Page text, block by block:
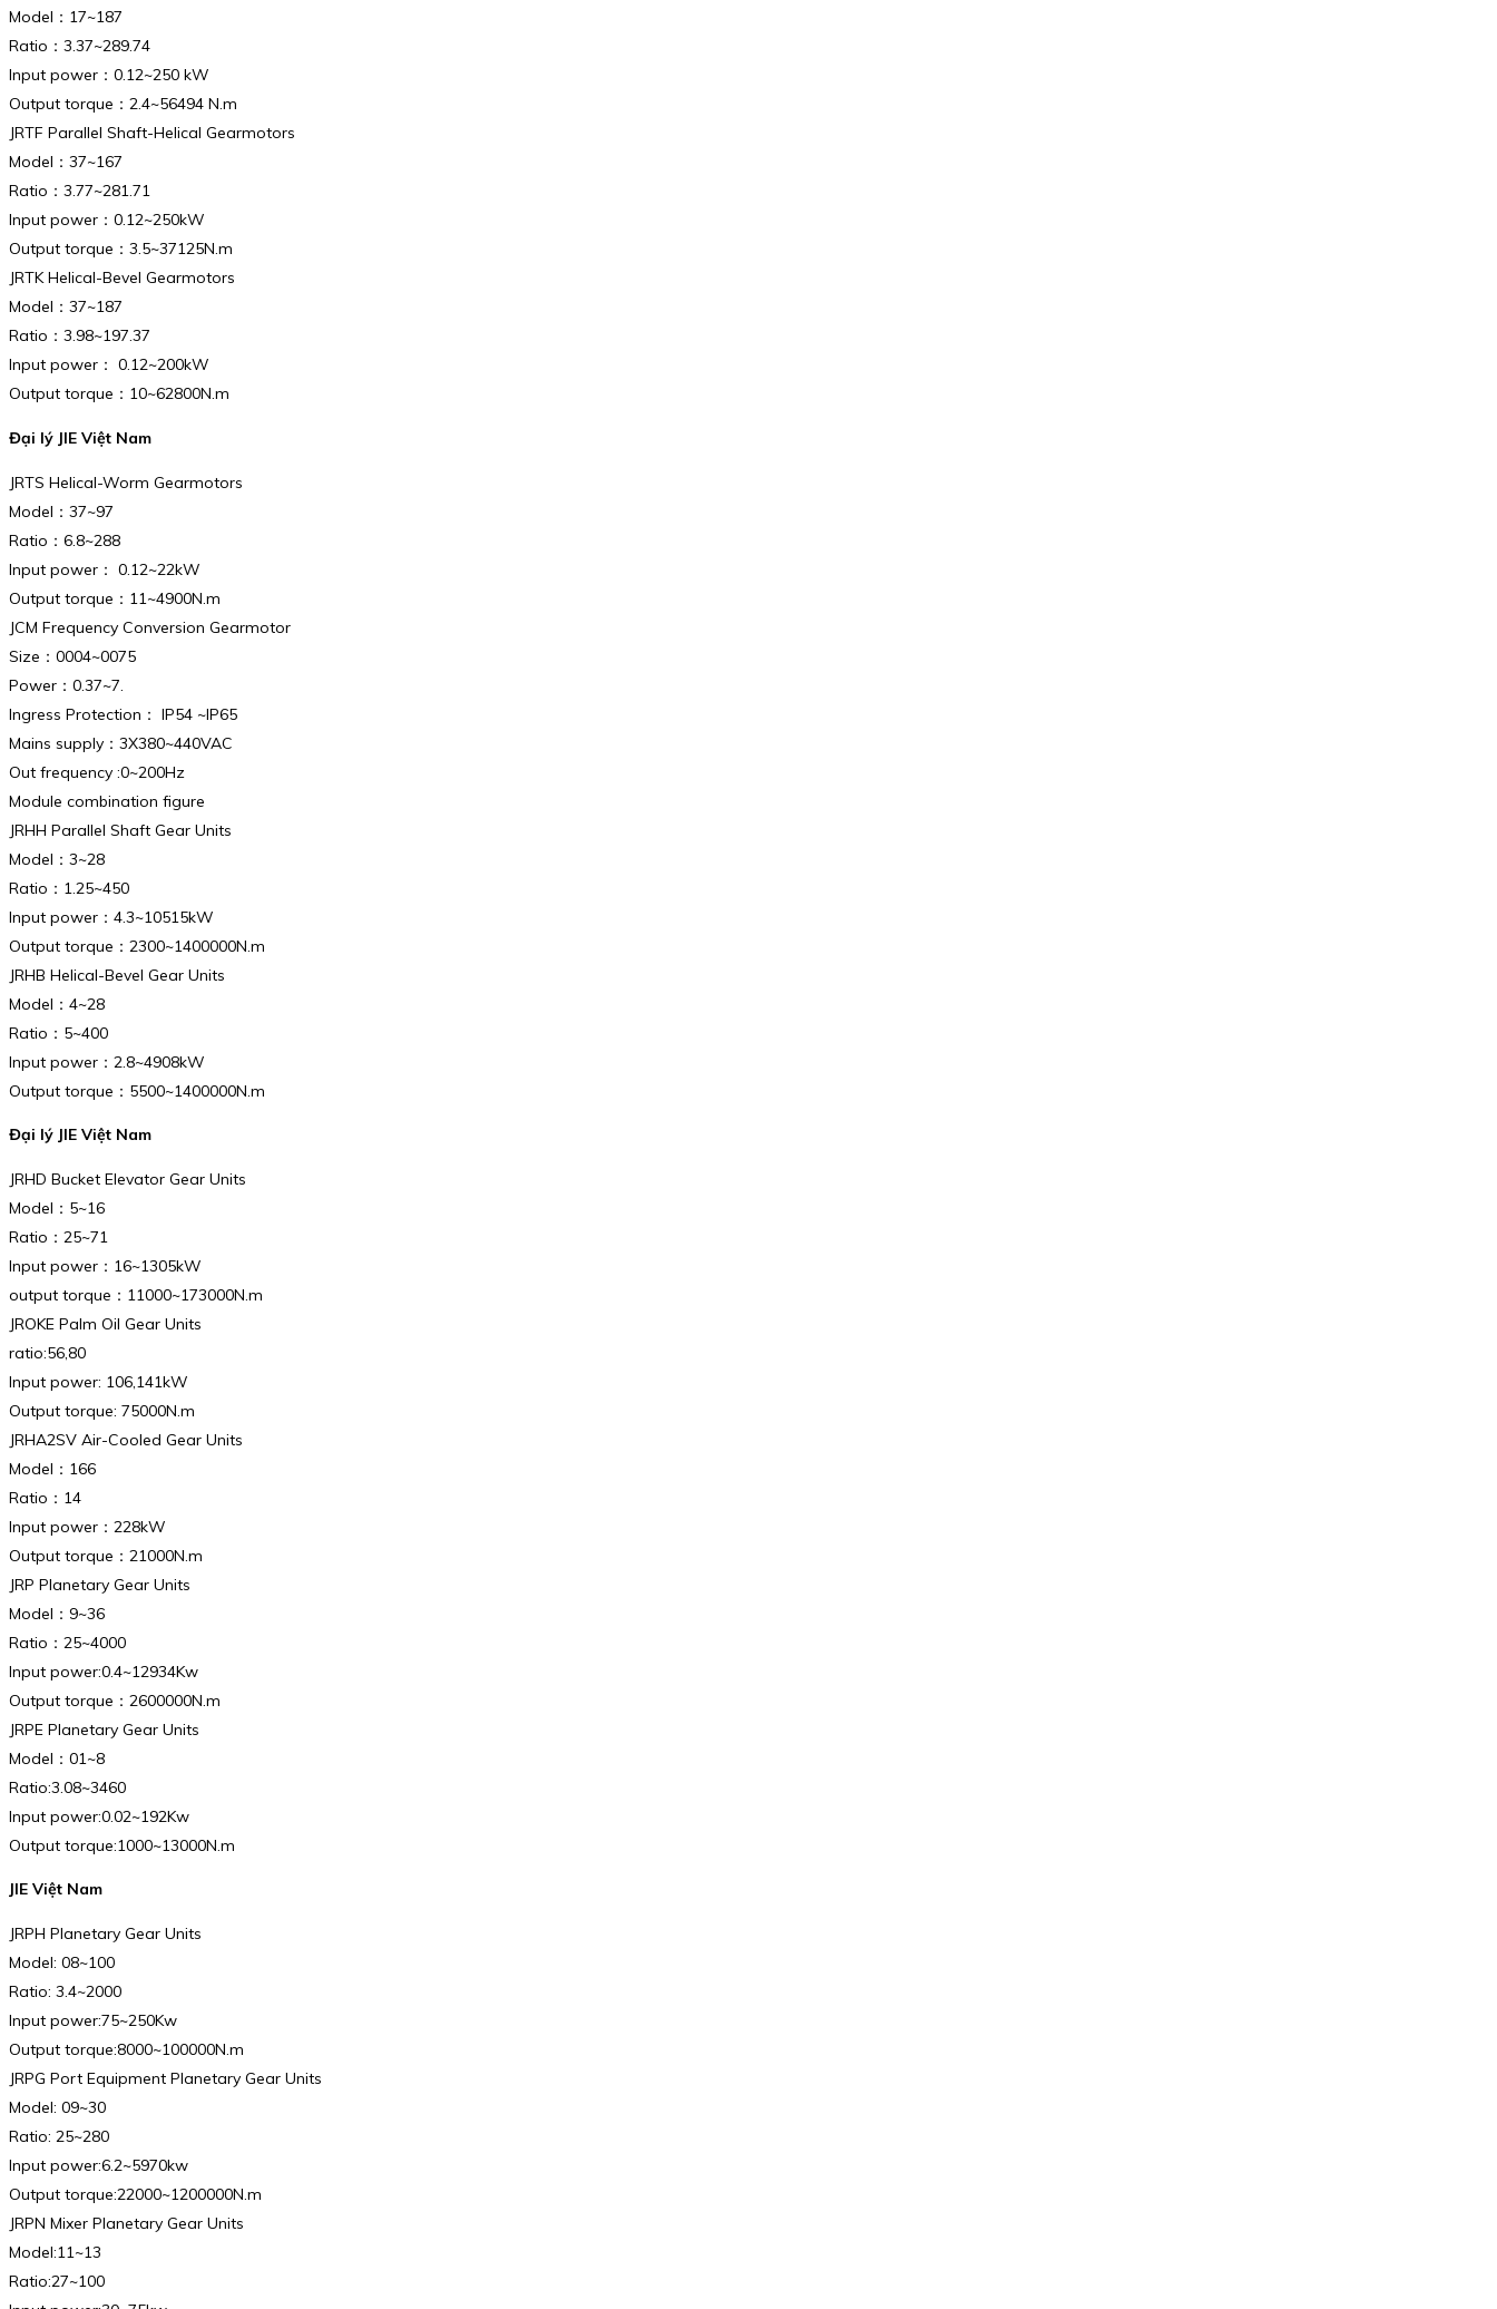
Model：17~187
Ratio：3.37~289.74
Input power：0.12~250 kW
Output torque：2.4~56494 N.m
JRTF Parallel Shaft-Helical Gearmotors
Model：37~167
Ratio：3.77~281.71
Input power：0.12~250kW
Output torque：3.5~37125N.m
JRTK Helical-Bevel Gearmotors
Model：37~187
Ratio：3.98~197.37
Input power： 0.12~200kW
Output torque：10~62800N.m
Đại lý JIE Việt Nam
JRTS Helical-Worm Gearmotors
Model：37~97
Ratio：6.8~288
Input power： 0.12~22kW
Output torque：11~4900N.m
JCM Frequency Conversion Gearmotor
Size：0004~0075
Power：0.37~7.
Ingress Protection： IP54 ~IP65
Mains supply：3X380~440VAC
Out frequency :0~200Hz
Module combination figure
JRHH Parallel Shaft Gear Units
Model：3~28
Ratio：1.25~450
Input power：4.3~10515kW
Output torque：2300~1400000N.m
JRHB Helical-Bevel Gear Units
Model：4~28
Ratio：5~400
Input power：2.8~4908kW
Output torque：5500~1400000N.m
Đại lý JIE Việt Nam
JRHD Bucket Elevator Gear Units
Model：5~16
Ratio：25~71
Input power：16~1305kW
output torque：11000~173000N.m
JROKE Palm Oil Gear Units
ratio:56,80
Input power: 106,141kW
Output torque: 75000N.m
JRHA2SV Air-Cooled Gear Units
Model：166
Ratio：14
Input power：228kW
Output torque：21000N.m
JRP Planetary Gear Units
Model：9~36
Ratio：25~4000
Input power:0.4~12934Kw
Output torque：2600000N.m
JRPE Planetary Gear Units
Model：01~8
Ratio:3.08~3460
Input power:0.02~192Kw
Output torque:1000~13000N.m
JIE Việt Nam
JRPH Planetary Gear Units
Model: 08~100
Ratio: 3.4~2000
Input power:75~250Kw
Output torque:8000~100000N.m
JRPG Port Equipment Planetary Gear Units
Model: 09~30
Ratio: 25~280
Input power:6.2~5970kw
Output torque:22000~1200000N.m
JRPN Mixer Planetary Gear Units
Model:11~13
Ratio:27~100